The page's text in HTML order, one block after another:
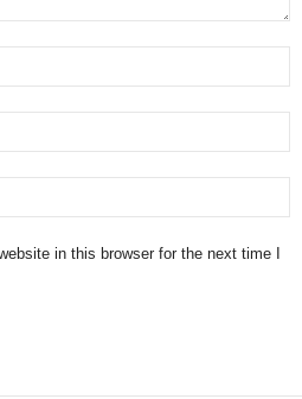
in this browser for the next time I